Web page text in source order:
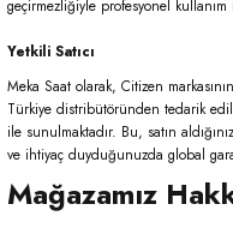
geçirmezliğiyle profesyonel
Yetkili Satıcı
Meka Saat olarak, Citizen
Türkiye distribütöründen tedarik
ile sunulmaktadır. Bu, satın
ve ihtiyaç duyduğunuzda global
Mağazamız